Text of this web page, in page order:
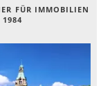
FÜR IMMOBILIEN
1984